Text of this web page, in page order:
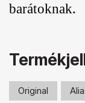
barátoknak.
Original